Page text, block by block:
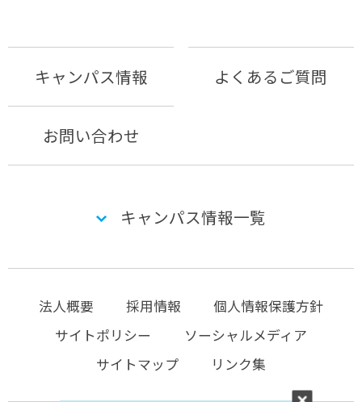
キャンパス情報 よくあるご質問
お問い合わせ
キャンパス情報一覧
法人概要 採用情報
個人情報保護方針
サイトポリシー
ソーシャルメディア
サイトマップ
リンク集